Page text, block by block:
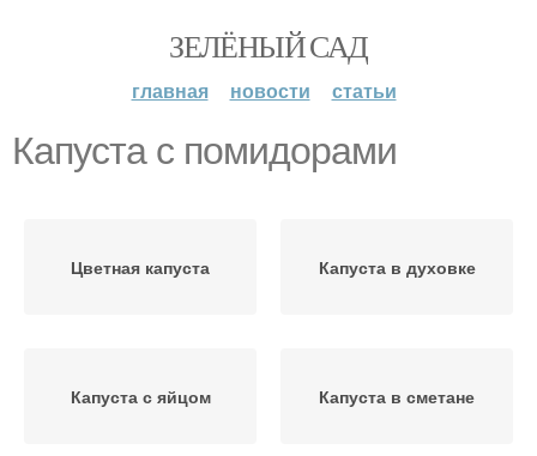
ЗЕЛЁНЫЙ САД
главная новости статьи
Капуста с помидорами
Цветная капуста Капуста в духовке
Капуста с яйцом Капуста в сметане